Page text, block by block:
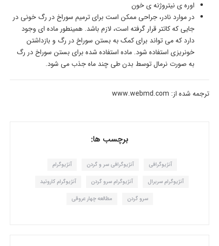
اوره ی نیتروژنه ی خون
در موارد نادر، جراحی ممکن است برای ترمیم سوراخ در رگ خونی در
جایی که کاتتر قرار گرفته است، لازم باشد. همینطور ماده ای وجود
دارد که می تواند برای کمک به بستن سوراخ در رگ و بازداشتن
خونریزی استفاده شود. ماده استفاده شده برای بستن سوراخ در رگ
به صورت نرمال توسط بدن طی چند ماه جذب می شود.
ترجمه شده از: www.webmd.com
برچسب ها:
آنژیوگرافی آنژیوگرافی سر و گردن آنژیوگرام
آنژیوگرام سربرال آنژیوگرام سرو گردن آنژیوگرام کاروتید
سرو گردن مطالعه چهار عروقی